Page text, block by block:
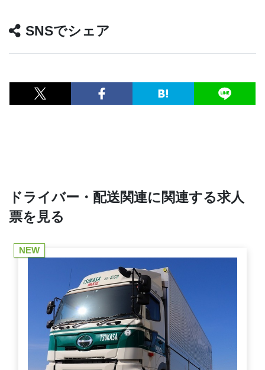
SNSでシェア
ドライバー・配送関連に関連する求人
票を見る
NEW